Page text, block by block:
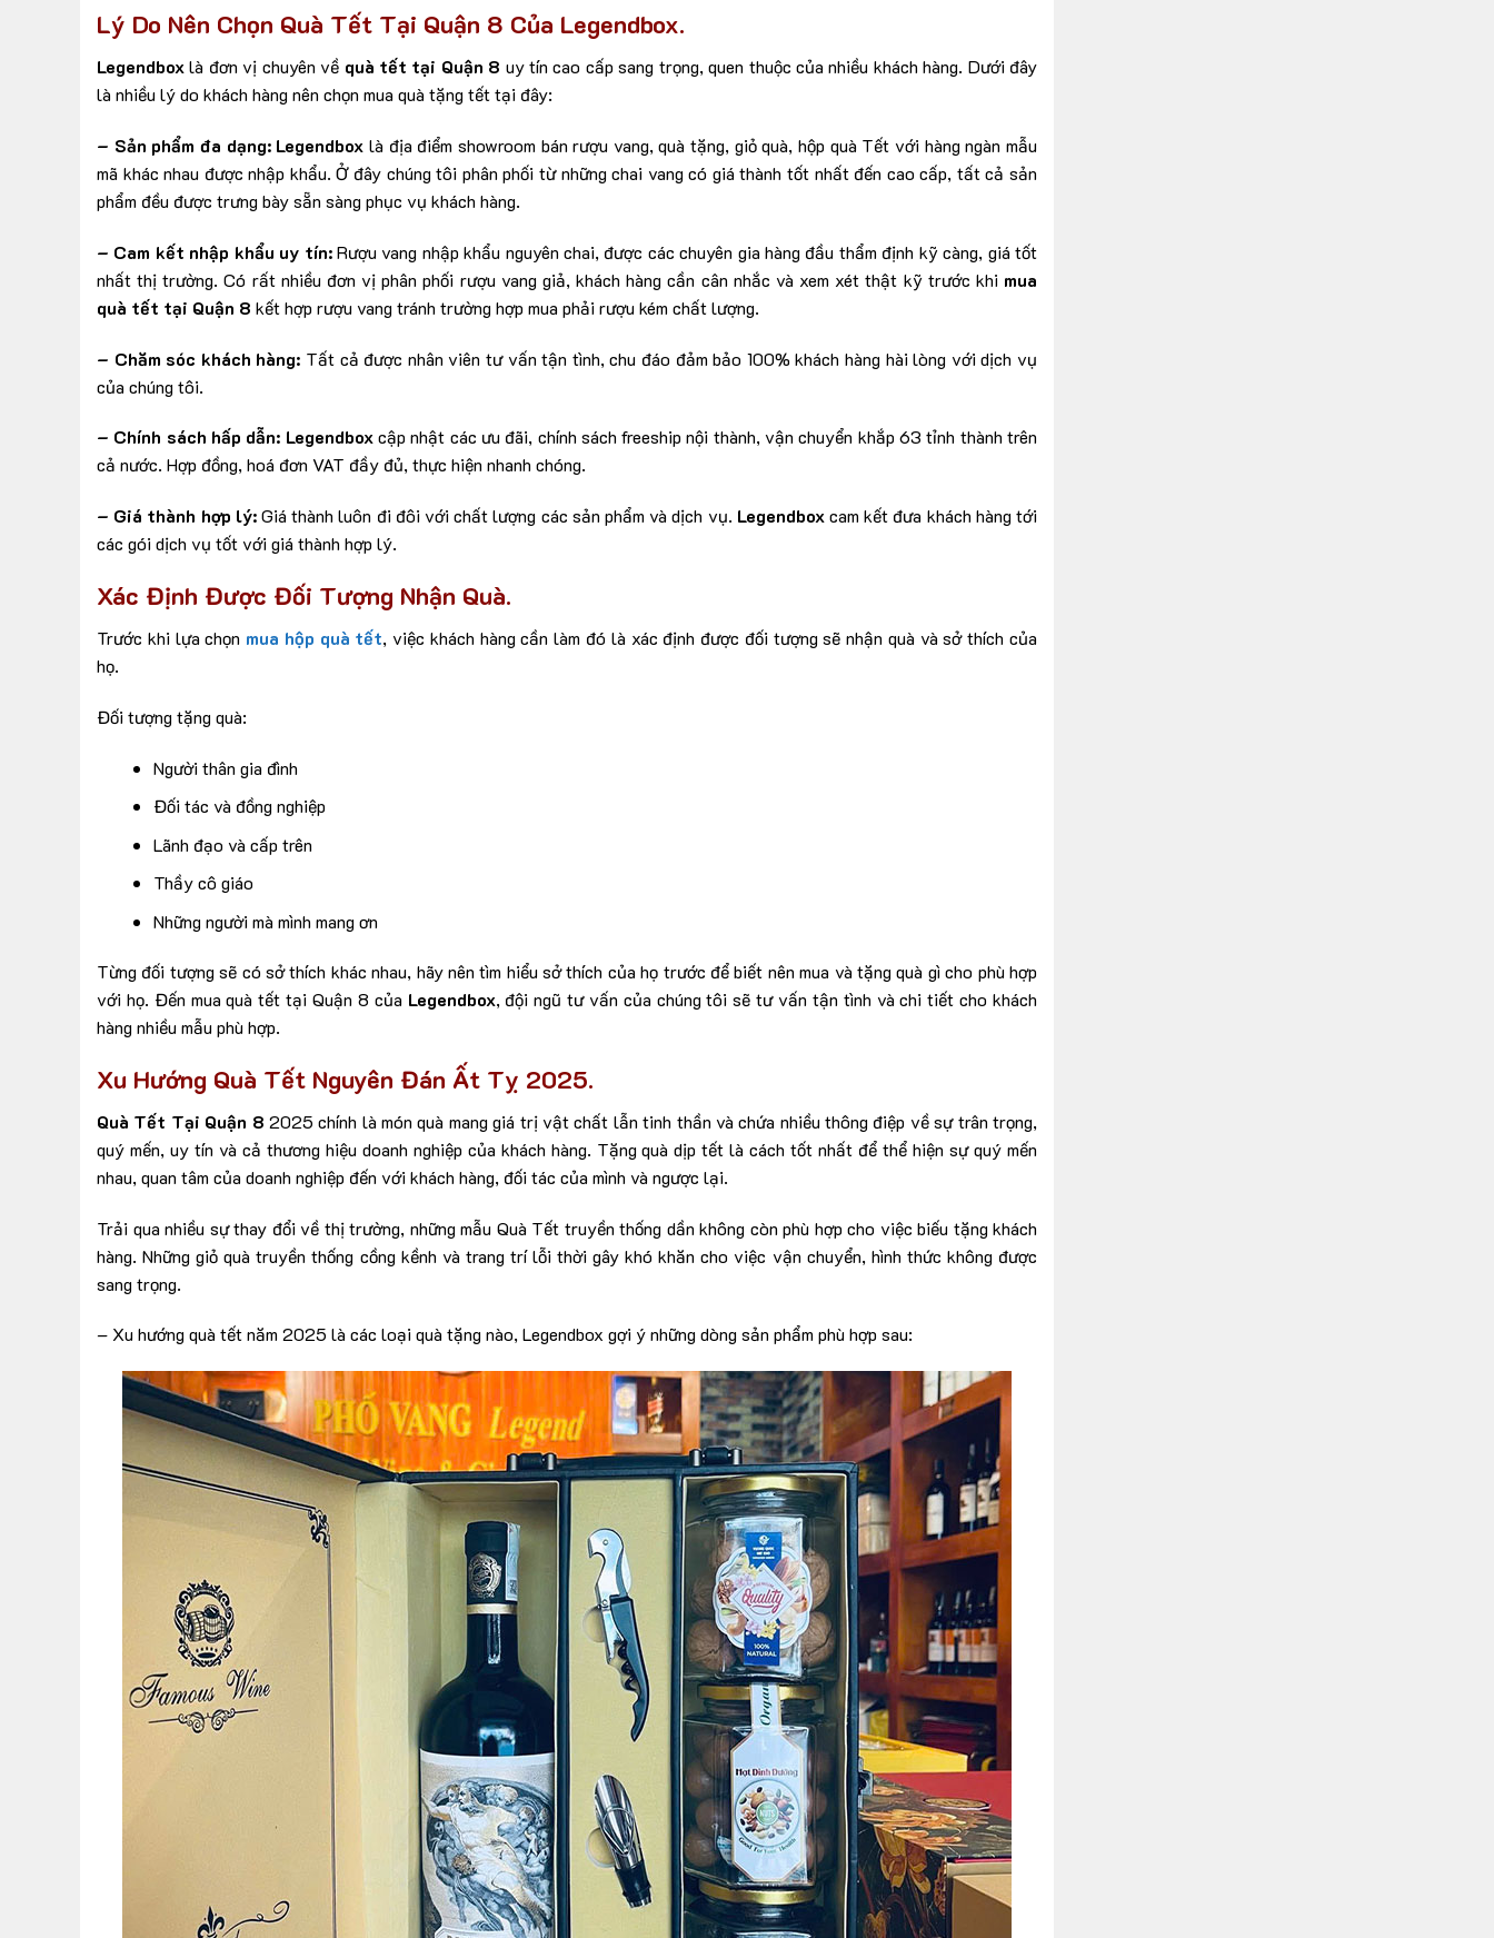
Lý Do Nên Chọn Quà Tết Tại Quận 8 Của Legendbox.
Legendboxlà đơn vị chuyên về quà tết tại Quận 8 uy tín cao cấp sang trọng, quen thuộc của nhiều khách hàng. Dưới đây
là nhiều lý do khách hàng nên chọn mua quà tặng tết tại đây:
– Sản phẩm đa dạng: Legendbox là địa điểm showroom bán rượu vang, quà tặng, giỏ quà, hộp quà Tết với hàng ngàn mẫu
mã khác nhau được nhập khẩu. Ở đây chúng tôi phân phối từ những chai vang có giá thành tốt nhất đến cao cấp, tất cả sản
phẩm đều được trưng bày sẵn sàng phục vụ khách hàng.
– Cam kết nhập khẩu uy tín:Rượu vang nhập khẩu nguyên chai, được các chuyên gia hàng đầu thẩm định kỹ càng, giá tốt
nhất thị trường. Có rất nhiều đơn vị phân phối rượu vang giả, khách hàng cần cân nhắc và xem xét thật kỹ trước khi mua
quà tết tại Quận 8 kết hợp rượu vang tránh trường hợp mua phải rượu kém chất lượng.
– Chăm sóc khách hàng: Tất cả được nhân viên tư vấn tận tình, chu đáo đảm bảo 100% khách hàng hài lòng với dịch vụ
của chúng tôi.
– Chính sách hấp dẫn: Legendboxcập nhật các ưu đãi, chính sách freeship nội thành, vận chuyển khắp 63 tỉnh thành trên
cả nước. Hợp đồng, hoá đơn VAT đầy đủ, thực hiện nhanh chóng.
– Giá thành hợp lý:Giá thành luôn đi đôi với chất lượng các sản phẩm và dịch vụ. Legendboxcam kết đưa khách hàng tới
các gói dịch vụ tốt với giá thành hợp lý.
Xác Định Được Đối Tượng Nhận Quà.
Trước khi lựa chọn mua hộp quà tết, việc khách hàng cần làm đó là xác định được đối tượng sẽ nhận quà và sở thích của
họ.
Đối tượng tặng quà:
Người thân gia đình
Đối tác và đồng nghiệp
Lãnh đạo và cấp trên
Thầy cô giáo
Những người mà mình mang ơn
Từng đối tượng sẽ có sở thích khác nhau, hãy nên tìm hiểu sở thích của họ trước để biết nên mua và tặng quà gì cho phù hợp
với họ. Đến mua quà tết tại Quận 8 của Legendbox, đội ngũ tư vấn của chúng tôi sẽ tư vấn tận tình và chi tiết cho khách
hàng nhiều mẫu phù hợp.
Xu Hướng Quà Tết Nguyên Đán Ất Tỵ 2025.
Quà Tết Tại Quận 8 2025 chính là món quà mang giá trị vật chất lẫn tinh thần và chứa nhiều thông điệp về sự trân trọng,
quý mến, uy tín và cả thương hiệu doanh nghiệp của khách hàng. Tặng quà dịp tết là cách tốt nhất để thể hiện sự quý mến
nhau, quan tâm của doanh nghiệp đến với khách hàng, đối tác của mình và ngược lại.
Trải qua nhiều sự thay đổi về thị trường, những mẫu Quà Tết truyền thống dần không còn phù hợp cho việc biếu tặng khách
hàng. Những giỏ quà truyền thống cồng kềnh và trang trí lỗi thời gây khó khăn cho việc vận chuyển, hình thức không được
sang trọng.
– Xu hướng quà tết năm 2025 là các loại quà tặng nào, Legendbox gợi ý những dòng sản phẩm phù hợp sau: